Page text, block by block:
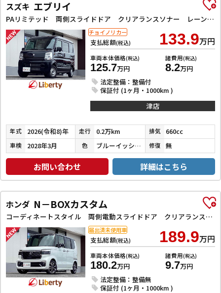
スズキ エブリイ
PAリミテッド 両側スライドドア クリアランスソナー レーンアシスト 衝突被害軽減システム オートライト キーレスエントリー アイドリングストップ CVT ESC エアコン パワーステアリング パワーウィンドウ
支払総額(税込) 133.9万円
車両本体価格(税込)
125.7万円
諸費用(税込)
8.2万円
法定整備：整備付
保証付 (1ヶ月・1000km )
チョイノリカー
津店
年式 2026(令和8)年 走行 0.2万km 排気 660cc
車検 2028年3月 色 ブルーイッシュブラックパール３ 修復 無
お問い合わせ 詳細はこちら
ホンダ N－BOXカスタム
コーディネートスタイル 両側電動スライドドア クリアランスソナー オートクルーズコントロール レーンアシスト オートライト スマートキー アイドリングストップ 電動格納ミラー ベンチシート CVT ESC
支払総額(税込) 189.9万円
車両本体価格(税込)
180.2万円
諸費用(税込)
9.7万円
法定整備：整備無
保証付 (1ヶ月・1000km )
届出済未使用車